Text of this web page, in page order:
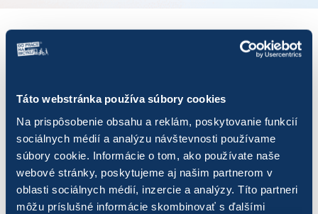
Táto webstránka používa súbory cookies
Na prispôsobenie obsahu a reklám, poskytovanie funkcií
sociálnych médií a analýzu návštevnosti používame
súbory cookie. Informácie o tom, ako používate naše
webové stránky, poskytujeme aj našim partnerom v
oblasti sociálnych médií, inzercie a analýzy. Títo partneri
môžu príslušné informácie skombinovať s ďalšími
VÝSLEDKY PRE ROK 2020
Zobraziť výsledkov
Názov Počet jázd Najazdených km
ARD 60 432,75